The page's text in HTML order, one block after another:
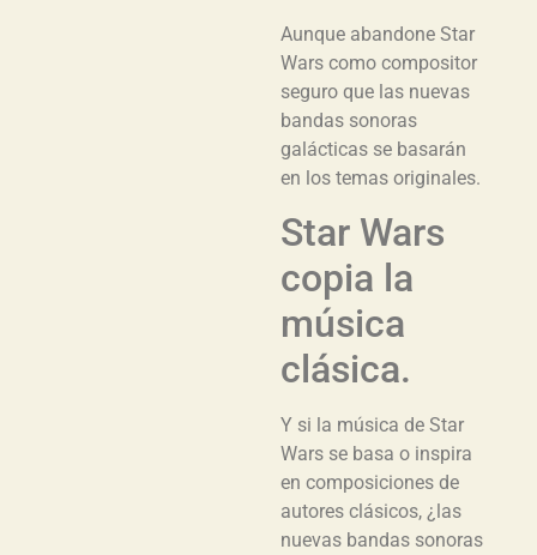
Aunque abandone Star
Wars como compositor
seguro que las nuevas
bandas sonoras
galácticas se basarán
en los temas originales.
Star Wars
copia la
música
clásica.
Y si la música de Star
Wars se basa o inspira
en composiciones de
autores clásicos, ¿las
nuevas bandas sonoras